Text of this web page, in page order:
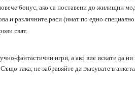
бонус, ако са поставени до жилищни
и различните раси (имат по едно
свят.
фантастични игри, а ако вие искате да
така, не забравяйте да гласувате в